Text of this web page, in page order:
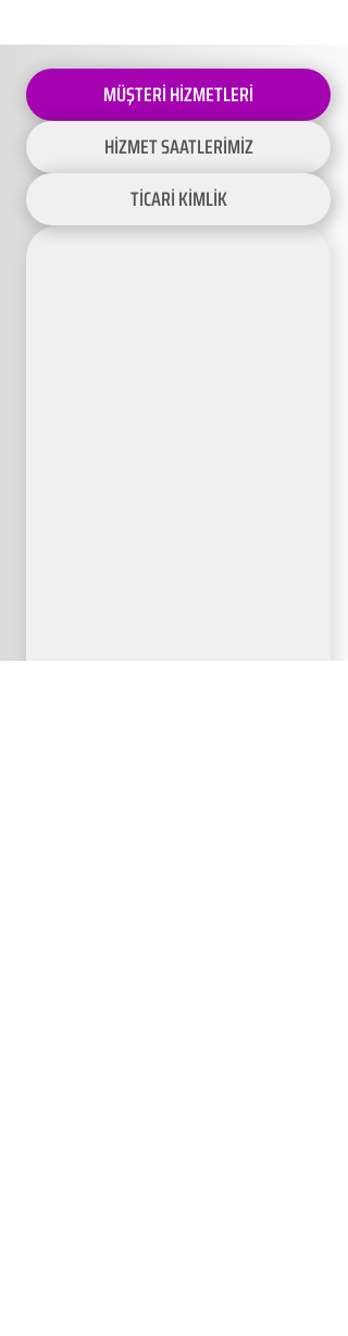
MÜŞTERİ HİZMETLERİ
HİZMET SAATLERİMİZ
TİCARİ KİMLİK